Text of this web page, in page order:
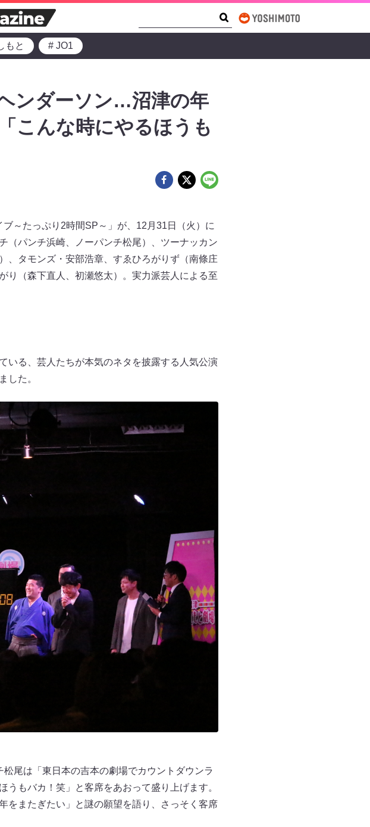
もと # JO1
ンダーソン…沼津の年
こんな時にやるほうも
～たっぷり2時間SP～」が、12月31日（火）に
（パンチ浜崎、ノーパンチ松尾）、ツーナッカン
、タモンズ・安部浩章、すゑひろがりず（南條庄
り（森下直人、初瀬悠太）。実力派芸人による至
いる、芸人たちが本気のネタを披露する人気公演
した。
尾は「東日本の吉本の劇場でカウントダウンラ
もバカ！笑」と客席をあおって盛り上げます。
をまたぎたい」と謎の願望を語り、さっそく客席